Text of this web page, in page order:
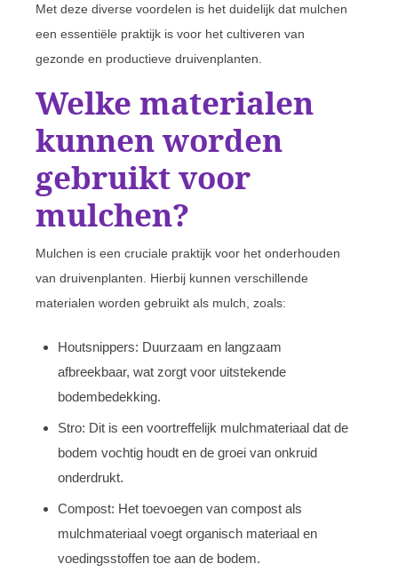
Met deze diverse voordelen is het duidelijk dat mulchen
een essentiële praktijk is voor het cultiveren van
gezonde en productieve druivenplanten.
Welke materialen
kunnen worden
gebruikt voor
mulchen?
Mulchen is een cruciale praktijk voor het onderhouden
van druivenplanten. Hierbij kunnen verschillende
materialen worden gebruikt als mulch, zoals:
Houtsnippers: Duurzaam en langzaam
afbreekbaar, wat zorgt voor uitstekende
bodembedekking.
Stro: Dit is een voortreffelijk mulchmateriaal dat de
bodem vochtig houdt en de groei van onkruid
onderdrukt.
Compost: Het toevoegen van compost als
mulchmateriaal voegt organisch materiaal en
voedingsstoffen toe aan de bodem.